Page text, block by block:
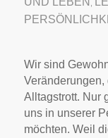
Wir sind
Alltagstrott. Nur
uns in unserer
möchten. Weil